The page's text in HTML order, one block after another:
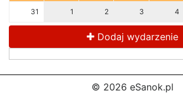
31 1 2 3 4
Dodaj wydarzenie
© 2026 eSanok.pl